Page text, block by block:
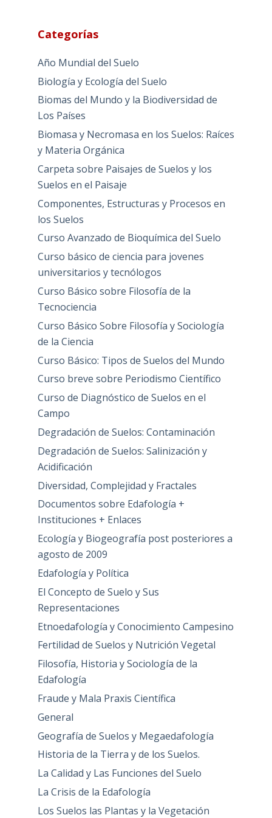
Categorías
Año Mundial del Suelo
Biología y Ecología del Suelo
Biomas del Mundo y la Biodiversidad de
Los Países
Biomasa y Necromasa en los Suelos: Raíces
y Materia Orgánica
Carpeta sobre Paisajes de Suelos y los
Suelos en el Paisaje
Componentes, Estructuras y Procesos en
los Suelos
Curso Avanzado de Bioquímica del Suelo
Curso básico de ciencia para jovenes
universitarios y tecnólogos
Curso Básico sobre Filosofía de la
Tecnociencia
Curso Básico Sobre Filosofía y Sociología
de la Ciencia
Curso Básico: Tipos de Suelos del Mundo
Curso breve sobre Periodismo Científico
Curso de Diagnóstico de Suelos en el
Campo
Degradación de Suelos: Contaminación
Degradación de Suelos: Salinización y
Acidificación
Diversidad, Complejidad y Fractales
Documentos sobre Edafología +
Instituciones + Enlaces
Ecología y Biogeografía post posteriores a
agosto de 2009
Edafología y Política
El Concepto de Suelo y Sus
Representaciones
Etnoedafología y Conocimiento Campesino
Fertilidad de Suelos y Nutrición Vegetal
Filosofía, Historia y Sociología de la
Edafología
Fraude y Mala Praxis Científica
General
Geografía de Suelos y Megaedafología
Historia de la Tierra y de los Suelos.
La Calidad y Las Funciones del Suelo
La Crisis de la Edafología
Los Suelos las Plantas y la Vegetación